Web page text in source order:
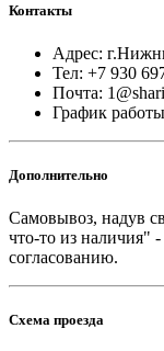
Контакты
Адрес:
Тел: +7 930
Почта:
График
Дополнительно
Самовывоз, надув
что-то из наличия"
согласованию.
Схема проезда